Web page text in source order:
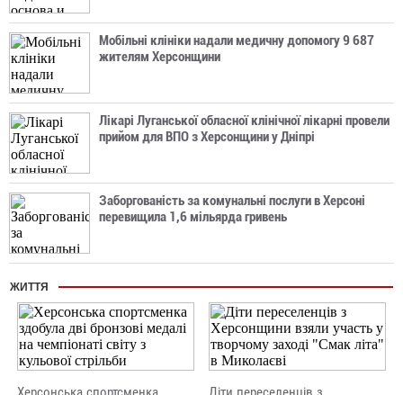
Мобільні клініки надали медичну допомогу 9 687
жителям Херсонщини
Лікарі Луганської обласної клінічної лікарні провели
прийом для ВПО з Херсонщини у Дніпрі
Заборгованість за комунальні послуги в Херсоні
перевищила 1,6 мільярда гривень
ЖИТТЯ